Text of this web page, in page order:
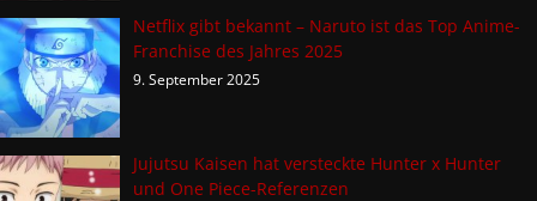
Netflix gibt bekannt – Naruto ist das Top Anime-
Franchise des Jahres 2025
9. September 2025
Jujutsu Kaisen hat versteckte Hunter x Hunter
und One Piece-Referenzen